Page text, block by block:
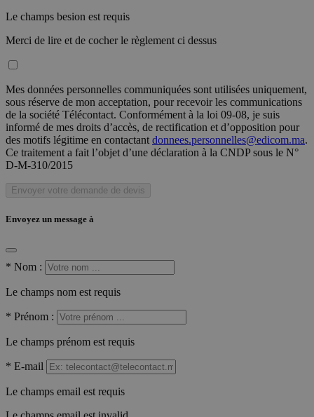
Le champs besion est requis
Merci de lire et de cocher le règlement ci dessus
Mes données personnelles communiquées sont utilisées uniquement,
sous réserve de mon acceptation, pour recevoir les communications
de la société Télécontact. Conformément à la loi 09-08, je suis
informé de mes droits d’accès, de rectification et d’opposition pour
des motifs légitime en contactant donnees.personnelles@edicom.ma.
Ce traitement a fait l’objet d’une déclaration à la CNDP sous le N°
D-M-310/2015
Envoyer votre demande de devis
Envoyez un message à
* Nom :
Le champs nom est requis
* Prénom :
Le champs prénom est requis
* E-mail
Le champs email est requis